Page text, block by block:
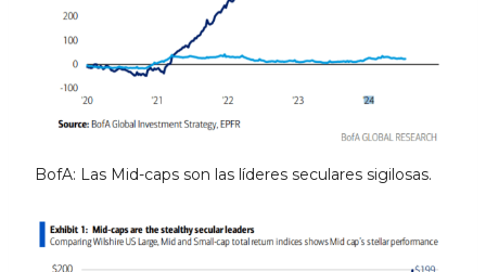
BofA: Las Mid-caps son las líderes seculares sigilosas.